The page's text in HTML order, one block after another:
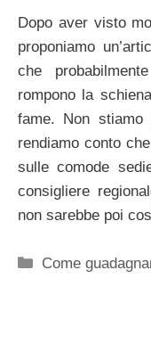
Dopo aver visto
proponiamo
che
rompono la
fame. Non
rendiamo conto
sulle comode
consigliere
non sarebbe poi
Categorie
Come